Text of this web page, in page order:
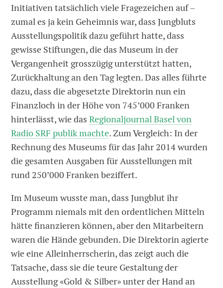
Initiativen tatsächlich viele Fragezeichen auf –
zumal es ja kein Geheimnis war, dass Jungbluts
Ausstellungspolitik dazu geführt hatte, dass
gewisse Stiftungen, die das Museum in der
Vergangenheit grosszügig unterstützt hatten,
Zurückhaltung an den Tag legten. Das alles führte
dazu, dass die abgesetzte Direktorin nun ein
Finanzloch in der Höhe von 745’000 Franken
hinterlässt, wie dasRegionaljournal Basel von
Radio SRF publik machte. Zum Vergleich: In der
Rechnung des Museums für das Jahr 2014 wurden
die gesamten Ausgaben für Ausstellungen mit
rund 250’000 Franken beziffert.
Im Museum wusste man, dass Jungblut ihr
Programm niemals mit den ordentlichen Mitteln
hätte finanzieren können, aber den Mitarbeitern
waren die Hände gebunden. Die Direktorin agierte
wie eine Alleinherrscherin, das zeigt auch die
Tatsache, dass sie die teure Gestaltung der
Ausstellung «Gold & Silber» unter der Hand an